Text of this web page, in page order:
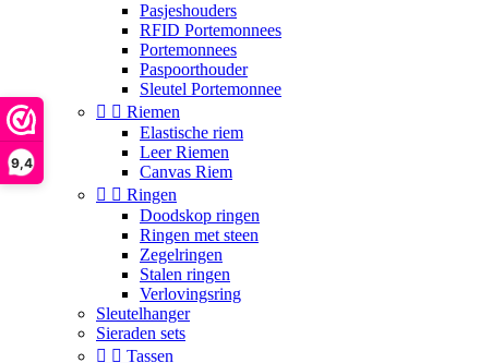
9,4
Pasjeshouders
RFID Portemonnees
Portemonnees
Paspoorthouder
Sleutel Portemonnee
  Riemen
Elastische riem
Leer Riemen
Canvas Riem
  Ringen
Doodskop ringen
Ringen met steen
Zegelringen
Stalen ringen
Verlovingsring
Sleutelhanger
Sieraden sets
  Tassen